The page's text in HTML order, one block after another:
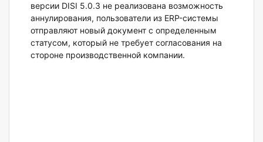
версии DISI 5.0.3 не реализована возможность
аннулирования, пользователи из ERP-системы
отправляют новый документ с определенным
статусом, который не требует согласования на
стороне производственной компании.